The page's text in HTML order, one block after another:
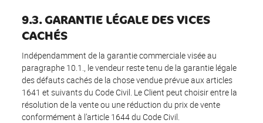
9.3. GARANTIE LÉGALE DES VICES
CACHÉS
Indépendamment de la garantie commerciale visée au
paragraphe 10.1., le vendeur reste tenu de la garantie légale
des défauts cachés de la chose vendue prévue aux articles
1641 et suivants du Code Civil. Le Client peut choisir entre la
résolution de la vente ou une réduction du prix de vente
conformément à l’article 1644 du Code Civil.